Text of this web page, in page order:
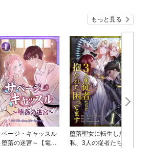
もっと見る
ベージ・キャッスル
堕落の迷宮～【電子
堕落聖女に転生した
私、3人の従者たちに